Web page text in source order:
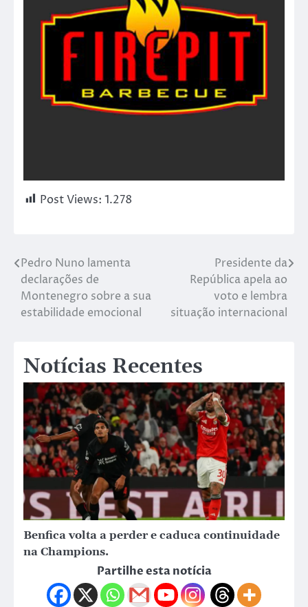
Post Views: 1.278
Pedro Nuno lamenta
declarações de
Montenegro sobre a sua
estabilidade emocional
Presidente da
República apela ao
voto e lembra
situação internacional
Notícias Recentes
Benfica volta a perder e caduca continuidade
na Champions.
Partilhe esta notícia